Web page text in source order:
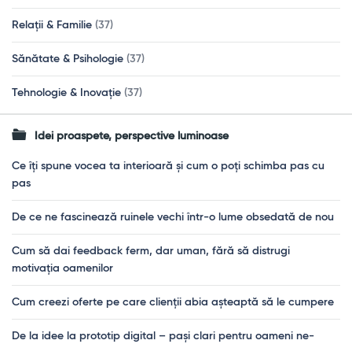
Relații & Familie (37)
Sănătate & Psihologie (37)
Tehnologie & Inovație (37)
Idei proaspete, perspective luminoase
Ce îți spune vocea ta interioară și cum o poți schimba pas cu
pas
De ce ne fascinează ruinele vechi într-o lume obsedată de nou
Cum să dai feedback ferm, dar uman, fără să distrugi
motivația oamenilor
Cum creezi oferte pe care clienții abia așteaptă să le cumpere
De la idee la prototip digital – pași clari pentru oameni ne-